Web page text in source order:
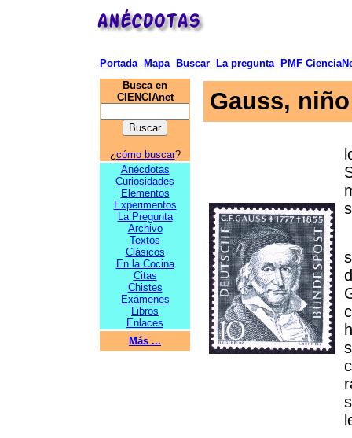
Portada Mapa Buscar La pregunta
PMF
Busca en
CIENCIAnet
¿ cómo buscar?
Anécdotas
Curiosidades
Elementos
Experimentos
La Pregunta
Archivo
Textos
Clásicos
En la Cocina
Citas
Chistes
Exámenes
Libros
Enlaces
Más ...
Gauss,